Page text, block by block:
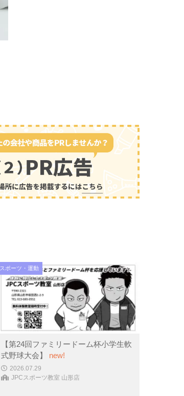
スポーツ・運動
【第24回ファミリードーム杯小学生軟
式野球大会】 new!
2026.07.29
JPCスポーツ教室 山形店